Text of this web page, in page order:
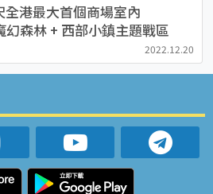
港最大首個商場室內
森林 + 西部小鎮主題戰區
2022.12.20